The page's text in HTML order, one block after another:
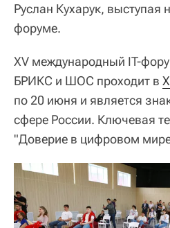
Руслан Кухарук,
форуме.
XV международный IT-
БРИКС и ШОС проходит в
по 20 июня и является
сфере России. Ключевая
"Доверие в цифровом